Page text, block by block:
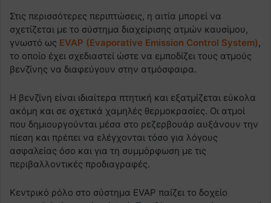
Στις περισσότερες περιπτώσεις, η αιτία μπορεί να
σχετίζεται με το σύστημα διαχείρισης ατμών καυσίμου,
γνωστό ως EVAP (Evaporative Emission Control System),
το οποίο έχει σχεδιαστεί ώστε να εμποδίζει τους ατμούς
βενζίνης να διαφεύγουν στην ατμόσφαιρα.
Η βενζίνη είναι ιδιαίτερα πτητική και εξατμίζεται εύκολα
ακόμη και σε σχετικά χαμηλές θερμοκρασίες. Οι ατμοί
που δημιουργούνται μέσα στο ρεζερβουάρ αυξάνουν την
πίεση και πρέπει να ελέγχονται τόσο για λόγους
ασφαλείας όσο και για τη συμμόρφωση με τις
περιβαλλοντικές προδιαγραφές.
Κεντρικό ρόλο στο σύστημα EVAP παίζει το δοχείο